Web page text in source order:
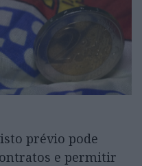
prévio pode
e permitir